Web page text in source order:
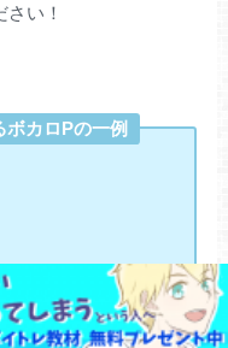
い！
カロPの一例